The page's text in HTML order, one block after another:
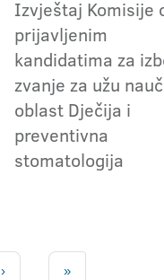
Izvještaj Komisije
prijavljenim
kandidatima za
zvanje za užu
oblast Dječija i
preventivna
stomatologija
› »